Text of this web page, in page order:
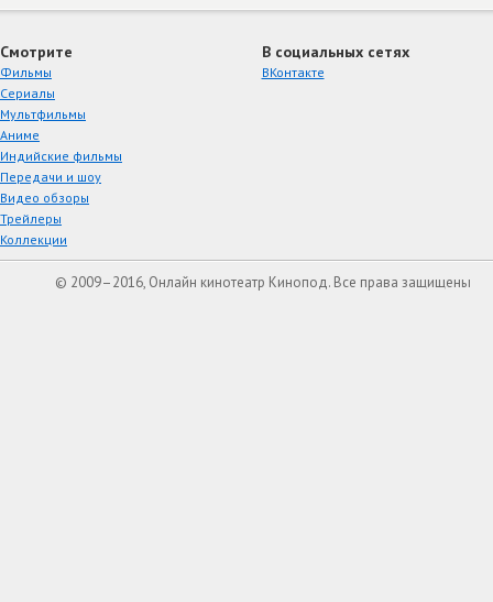
Смотрите
Фильмы
Сериалы
Мультфильмы
Аниме
Индийские фильмы
Передачи и шоу
Видео обзоры
Трейлеры
Коллекции
В социальных сетях
ВКонтакте
© 2009–2016, Онлайн кинотеатр Кинопод. Все права защищены